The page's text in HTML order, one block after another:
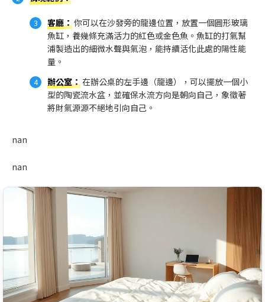
客廳：你可以在沙發旁的龍邊位置，放置一個圓形玻璃
魚缸，養幾條充滿活力的紅色或金色魚。魚缸的打氣幫
浦製造出的細微水聲與氣泡，能持續活化此處的陽性能
量。
辦公室：在辦公桌的左手邊（龍邊），可以擺放一個小
型的陶瓷流水盆，並確保水流方向是朝向自己，象徵著
將財氣源源不絕地引向自己。
nan
nan